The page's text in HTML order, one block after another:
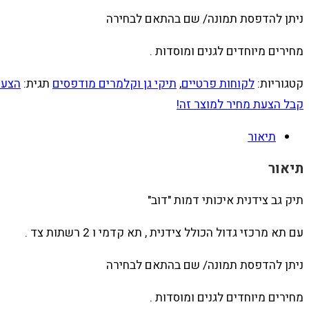
ניתן להדפסת תמונה/ שם בהתאם לבחירה
מחירים מיוחדים לגנים ומוסדות .
קטגוריות: לקוחות פרטיים, תיקי גן וקלמרים מודפסים תגית:
קבל הצעת מחיר למוצר זה!
תיאור
תיאור
תיק גב צידנית איכותי דמות "דוב"
עם תא מרכזי גדול הכולל צידנית , תא קדמי ו 2 רשתות צד .
ניתן להדפסת תמונה/ שם בהתאם לבחירה
מחירים מיוחדים לגנים ומוסדות .